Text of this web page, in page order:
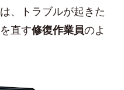
、トラブルが起きた
直す修復作業員のよ